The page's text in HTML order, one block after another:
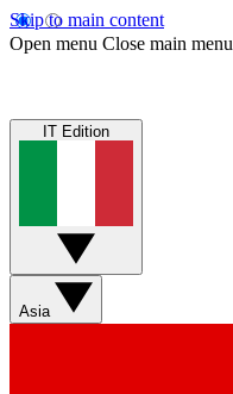
Skip to main content
Open menu Close main menu
IT Edition
Asia